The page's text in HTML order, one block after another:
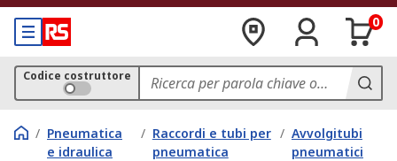
0
Codice costruttore
/ Pneumatica
e idraulica
/ Raccordi e tubi per
pneumatica
/ Avvolgitubi
pneumatici